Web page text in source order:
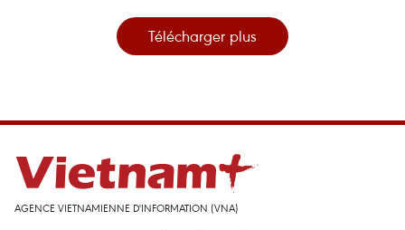
Télécharger plus
AGENCE VIETNAMIENNE D'INFORMATION (VNA)